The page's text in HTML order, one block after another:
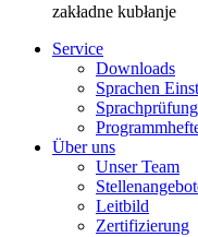
zakładne kubłanje
Service
Downloads
Sprachen
Über uns
Unser Team
Leitbild
Zertifizierung